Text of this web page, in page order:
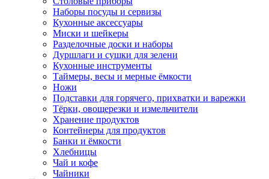
Наборы посуды и сервизы
Кухонные аксессуары
Миски и шейкеры
Разделочные доски и наборы
Дуршлаги и сушки для зелени
Кухонные инструменты
Таймеры, весы и мерные ёмкости
Ножи
Подставки для горячего, прихватки и варежки
Тёрки, овощерезки и измельчители
Хранение продуктов
Контейнеры для продуктов
Банки и ёмкости
Хлебницы
Чай и кофе
Чайники